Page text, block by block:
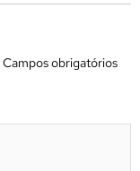
Campos obrigatórios